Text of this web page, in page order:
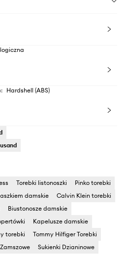
: Hardshell (ABS)
Torebki listonoszki
Pinko torebki
damskie
Calvin Klein torebki
Biustonosze damskie
Kapelusze damskie
torebki
Tommy Hilfiger Torebki
Sukienki Dzianinowe